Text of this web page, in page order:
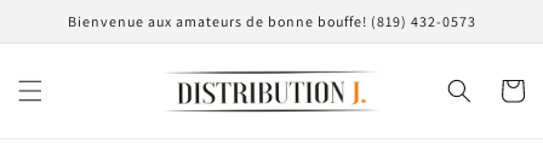
passer
au
Bienvenue aux amateurs de bonne bouffe! (819) 432-0573
Panier